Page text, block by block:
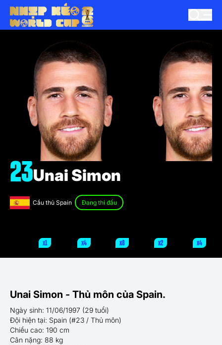
Cầu thủ Spain Đang thi đấu
23Unai Simon
x1 x4 x8 x2 x4
Unai Simon - Thủ môn của Spain.
Ngày sinh: 11/06/1997 (29 tuổi)
Đội hiện tại: Spain (#23 / Thủ môn)
Chiều cao: 190 cm
Cân nặng: 88 kg